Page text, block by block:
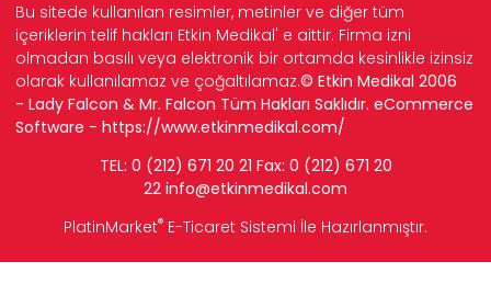
Bu sitede kullanılan resimler, metinler ve diğer tüm
içeriklerin telif hakları Etkin Medikal' e aittir. Firma izni
olmadan basılı veya elektronik bir ortamda kesinlikle izinsiz
olarak kullanılamaz ve çoğaltılamaz.© Etkin Medikal 2006
- Lady Falcon & Mr. Falcon Tüm Hakları Saklıdır. eCommerce
Software - https://www.etkinmedikal.com/
TEL: 0 (212) 671 20 21 Fax: 0 (212) 671 20
22 info@etkinmedikal.com
PlatinMarket® E-Ticaret Sistemi İle Hazırlanmıştır.